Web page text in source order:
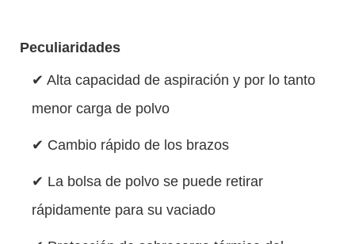
Peculiaridades
✔ Alta capacidad de aspiración y por lo tanto
menor carga de polvo
✔ Cambio rápido de los brazos
✔ La bolsa de polvo se puede retirar
rápidamente para su vaciado